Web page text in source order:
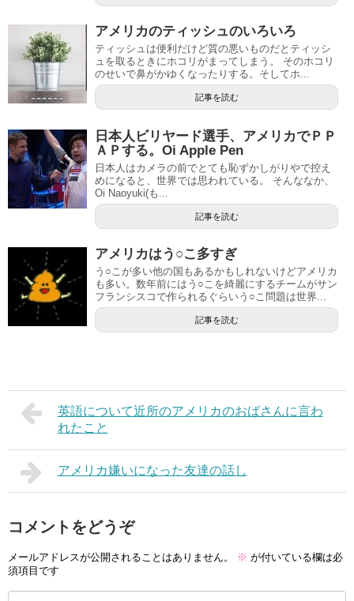
アメリカのティッシュのいろいろ
ティッシュは便利だけど質の悪いものだとティッシ
ュを取るときにホコリがまってしまう。 そのホコリ
のせいで鼻がかゆくなったりする。そしてホ...
記事を読む
日本人ビリヤード選手、アメリカでＰＰ
ＡＰする。Oi Apple Pen
日本人はカメラの前でとても恥ずかしがりやで控え
めになると、世界では思われている。 そんななか、
Oi Naoyuki(も...
記事を読む
アメリカはう○こ多すぎ
う○こが多い他の国もあるかもしれないけどアメリカ
も多い。数年前にはう○こを綺麗にするチームがサン
フランシスコで作られるぐらいう○こ問題は世界...
記事を読む
英語について近所のアメリカのおばさんに言わ
れたこと
アメリカ嫌いになった友達の話し
コメントをどうぞ
メールアドレスが公開されることはありません。 ※ が付いている欄は必
須項目です